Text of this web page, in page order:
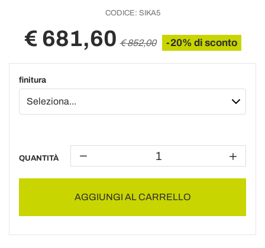
CODICE: SIKA5
€ 681,60 € 852,00 -20% di sconto
finitura
QUANTITÀ
AGGIUNGI AL CARRELLO